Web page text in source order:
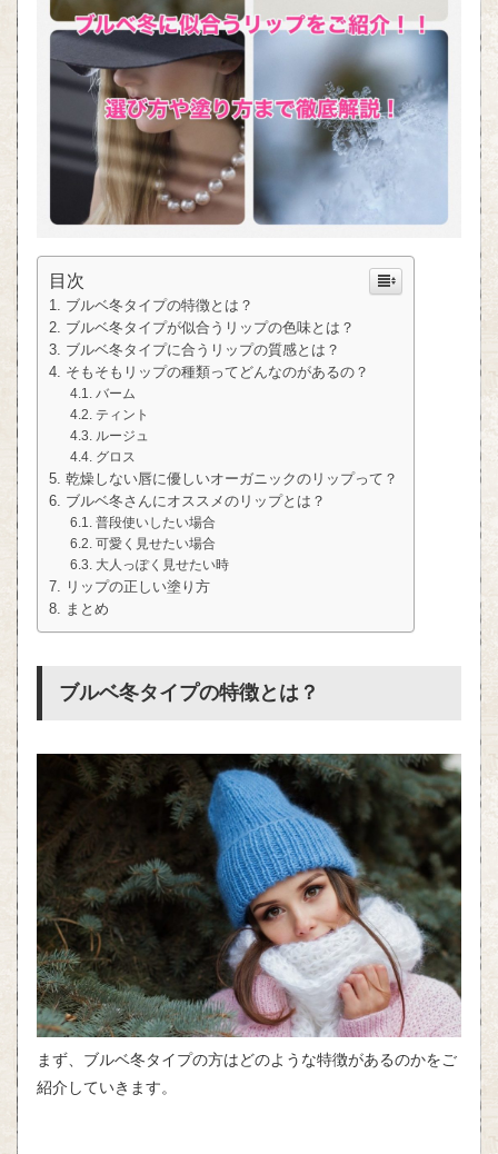
目次
ブルベ冬タイプの特徴とは？
ブルベ冬タイプが似合うリップの色味とは？
ブルベ冬タイプに合うリップの質感とは？
そもそもリップの種類ってどんなのがあるの？
バーム
ティント
ルージュ
グロス
乾燥しない唇に優しいオーガニックのリップって？
ブルベ冬さんにオススメのリップとは？
普段使いしたい場合
可愛く見せたい場合
大人っぽく見せたい時
リップの正しい塗り方
まとめ
ブルベ冬タイプの特徴とは？
まず、ブルベ冬タイプの方はどのような特徴があるのかをご
紹介していきます。